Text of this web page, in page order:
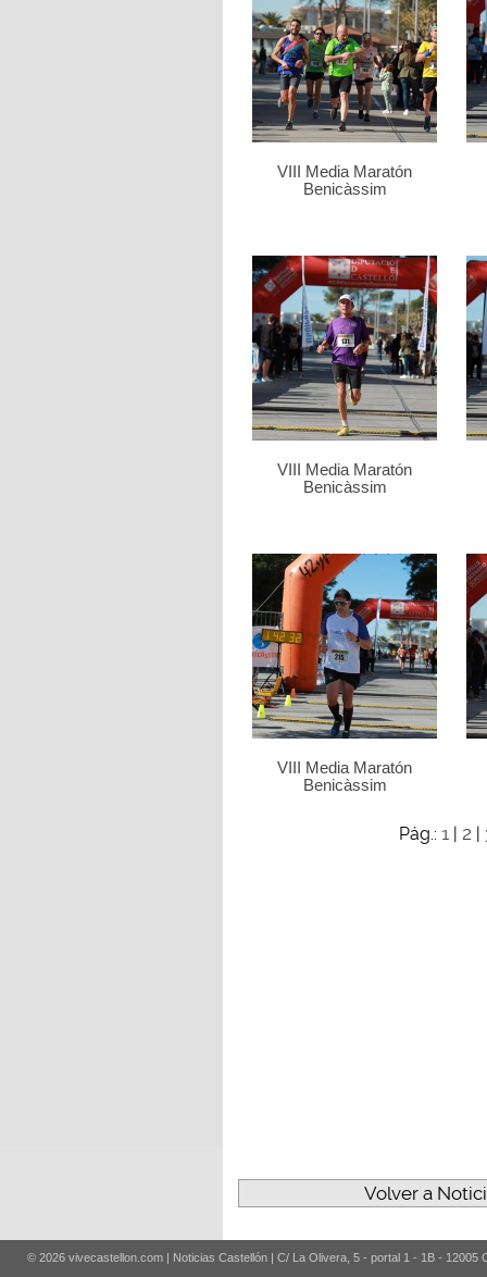
VIII Media Maratón
Benicàssim
VIII Media Maratón
Benicàssim
VIII Media Maratón
Benicàssim
Pág.: 1 | 2 |
Volver a
© 2026 vivecastellon.com | Noticias Castellón | C/ La Olivera, 5 - portal 1 - 1B - 12005